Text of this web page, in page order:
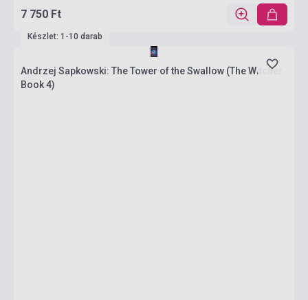
7 750 Ft
Készlet: 1-10 darab
Andrzej Sapkowski: The Tower of the Swallow (The Witcher
Book 4)